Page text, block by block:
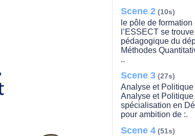
Scene 2 (10s)
le pôle de
l’ESSECT se
pédagogique du
Méthodes
..
Scene 3 (27s)
Analyse et
Analyse et Politique
spécialisation en
pour ambition de :.
Scene 4 (51s)